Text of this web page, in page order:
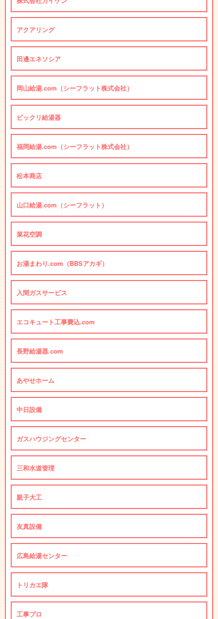
アクアリング
田邊エネソシア
岡山給湯.com（シーフラット株式会社）
ビックリ給湯器
福岡給湯.com（シーフラット株式会社）
松本商店
山口給湯.com（シーフラット）
菜花空調
お湯まわり.com（BBSアカギ）
入間ガスサービス
エコキュート工事費込.com
長野給湯器.com
あやせホーム
中日設備
ガスハウジングセンター
三和水道管理
親子大工
友真設備
広島給湯センター
トリカエ隊
工事プロ